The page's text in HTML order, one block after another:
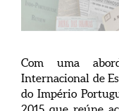
Com uma
Internacional de
do Império